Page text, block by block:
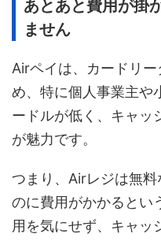
あとあと費用が掛
ません
Airペイは、カードリ
め、特に個人事業主や
ードルが低く、キャッ
が魅力です。
つまり、Airレジは無
のに費用がかかるとい
用を気にせず、キャッ